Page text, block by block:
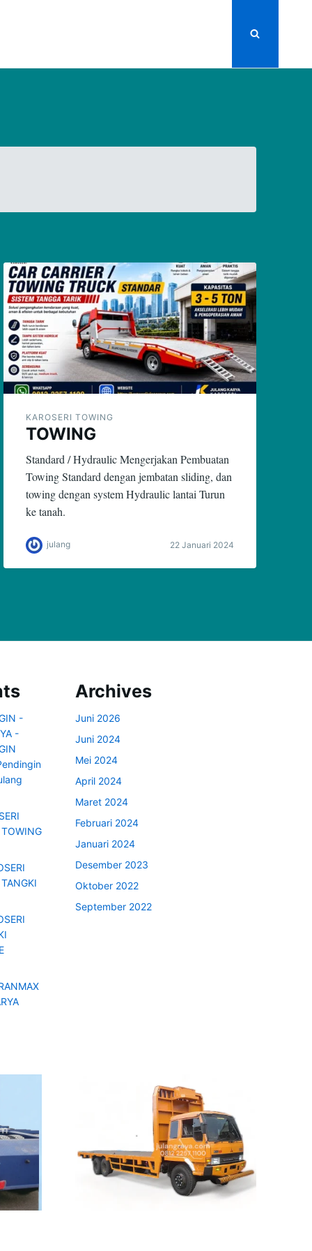
KAROSERI TOWING
TOWING
Standard / Hydraulic Mengerjakan Pembuatan
Towing Standard dengan jembatan sliding, dan
towing dengan system Hydraulic lantai Turun
ke tanah.
julang 22 Januari 2024
-
-
TOWING
TANGKI
Archives
Juni 2026
Juni 2024
Mei 2024
April 2024
Maret 2024
Februari 2024
Januari 2024
Desember 2023
Oktober 2022
September 2022